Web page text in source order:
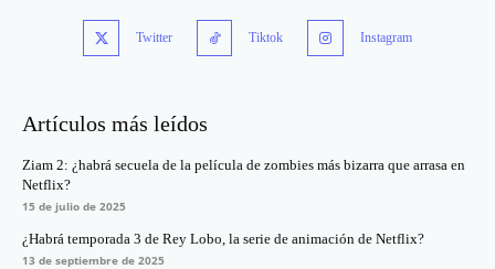
Twitter Tiktok Instagram
Artículos más leídos
Ziam 2: ¿habrá secuela de la película de zombies más bizarra que arrasa en
Netflix?
15 de julio de 2025
¿Habrá temporada 3 de Rey Lobo, la serie de animación de Netflix?
13 de septiembre de 2025